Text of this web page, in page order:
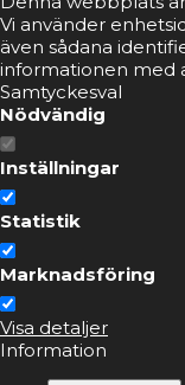
Vi använder
även sådana
informationen med
Samtyckesval
Nödvändig
Inställningar
Statistik
Marknadsföring
Visa detaljer
Information